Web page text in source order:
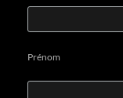
Prénom